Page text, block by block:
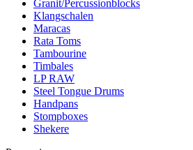
Granit/Percussionblocks
Klangschalen
Maracas
Rata Toms
Tambourine
Timbales
LP RAW
Steel Tongue Drums
Handpans
Stompboxes
Shekere